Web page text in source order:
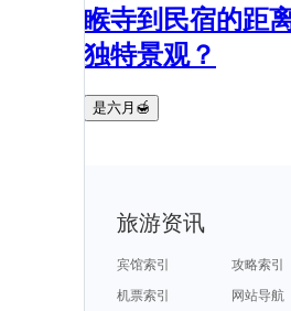
睺寺到民宿的距
独特景观？
是六月🍯
旅游资讯
宾馆索引
攻略索引
机票索引
网站导航